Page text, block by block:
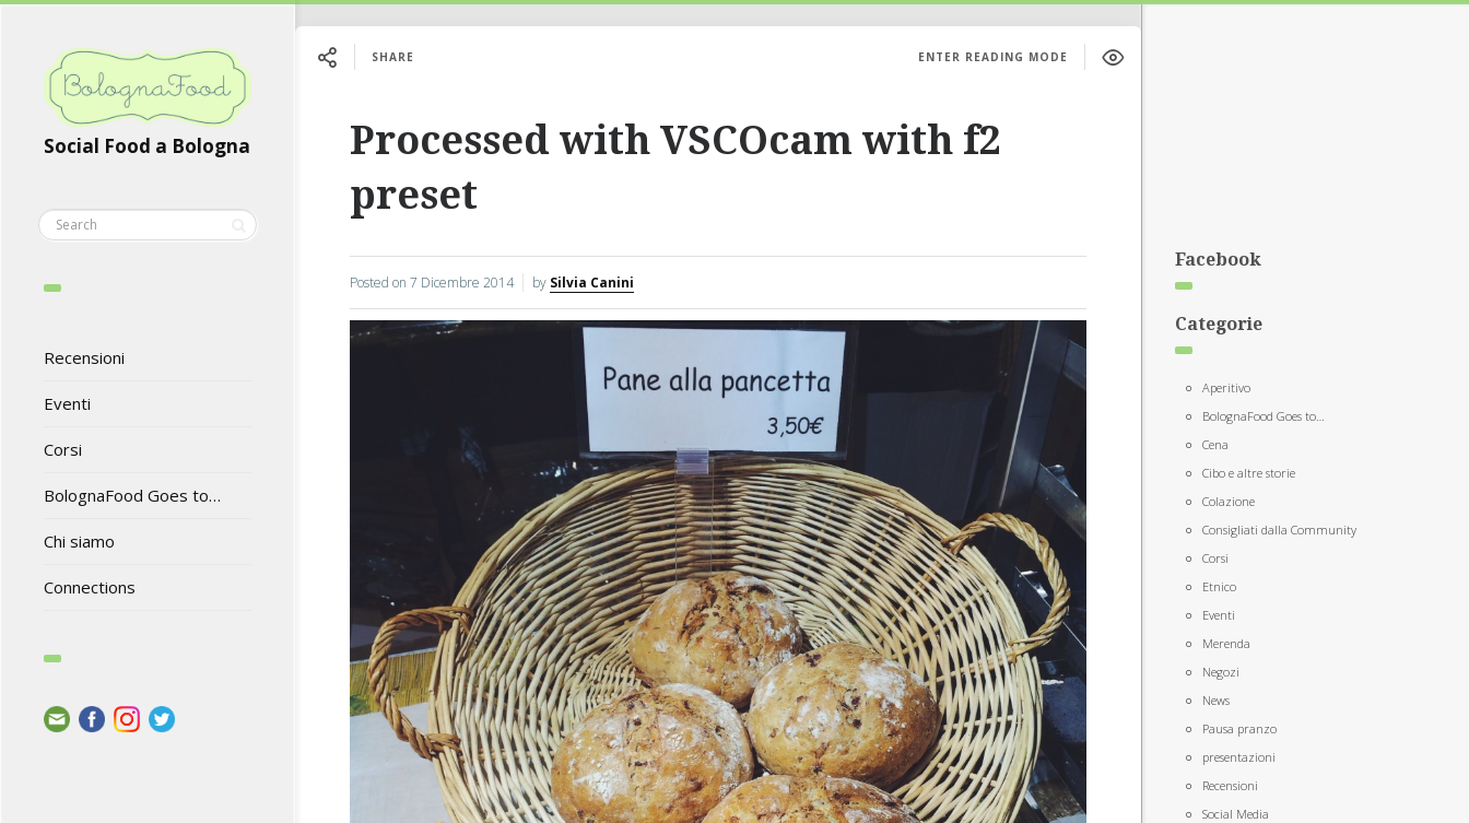
Social Food a Bologna
Recensioni
Eventi
Corsi
BolognaFood Goes to…
Chi siamo
Connections
SHARE ENTER READING MODE
Processed with VSCOcam with f2
preset
Posted on 7 Dicembre 2014 by Silvia Canini
Facebook
Categorie
Aperitivo
BolognaFood Goes to…
Cena
Cibo e altre storie
Colazione
Consigliati dalla Community
Corsi
Etnico
Eventi
Merenda
Negozi
News
Pausa pranzo
presentazioni
Recensioni
Social Media